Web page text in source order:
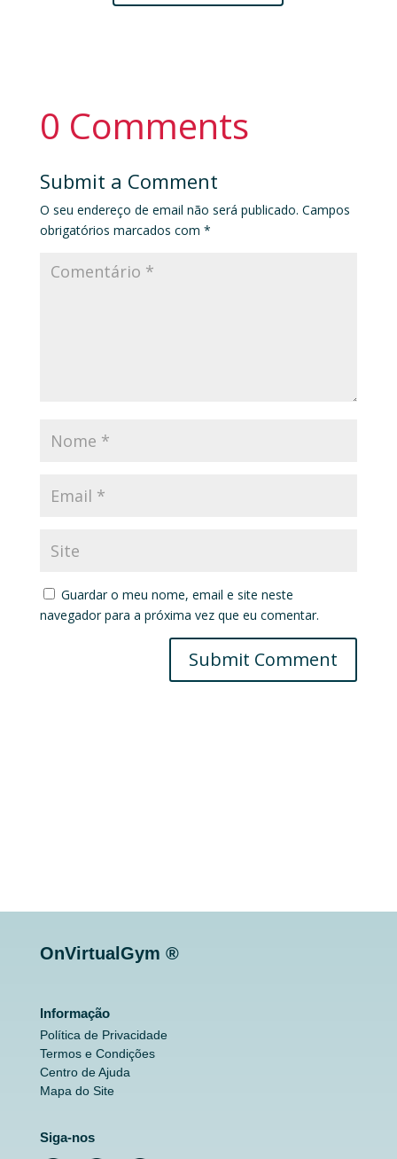
0 Comments
Submit a Comment
O seu endereço de email não será publicado. Campos
obrigatórios marcados com *
Guardar o meu nome, email e site neste
navegador para a próxima vez que eu comentar.
Submit Comment
OnVirtualGym ®
Informação
Política de Privacidade
Termos e Condições
Centro de Ajuda
Mapa do Site
Siga-nos